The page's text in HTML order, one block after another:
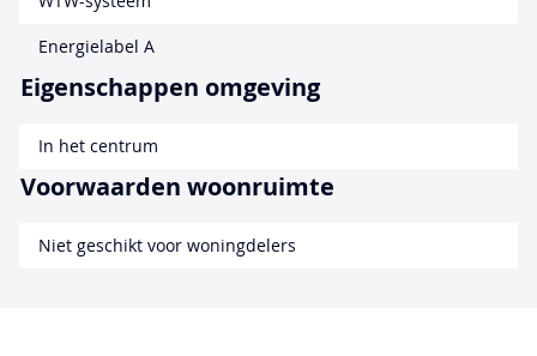
Energielabel A
Eigenschappen omgeving
In het centrum
Voorwaarden woonruimte
Niet geschikt voor woningdelers